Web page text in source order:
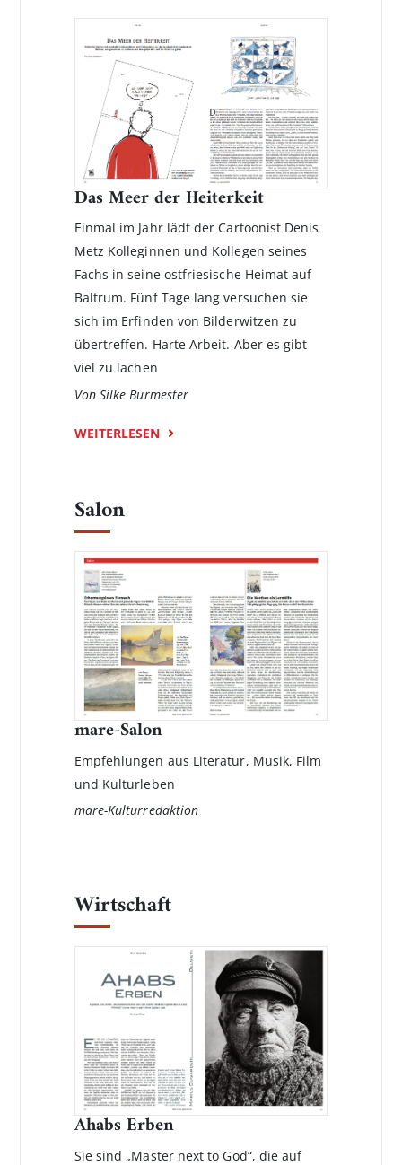
Das Meer der Heiterkeit
Einmal im Jahr lädt der Cartoonist Denis
Metz Kolleginnen und Kollegen seines
Fachs in seine ostfriesische Heimat auf
Baltrum. Fünf Tage lang versuchen sie
sich im Erfinden von Bilderwitzen zu
übertreffen. Harte Arbeit. Aber es gibt
viel zu lachen
Von Silke Burmester
WEITERLESEN
Salon
mare-Salon
Empfehlungen aus Literatur, Musik, Film
und Kulturleben
mare-Kulturredaktion
Wirtschaft
Ahabs Erben
Sie sind „Master next to God“, die auf